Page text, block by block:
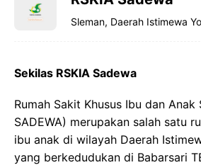
Sleman, Daerah Istimewa
Sekilas RSKIA Sadewa
Rumah Sakit Khusus Ibu dan Anak
SADEWA) merupakan salah satu
ibu anak di wilayah Daerah
yang berkedudukan di Babarsari